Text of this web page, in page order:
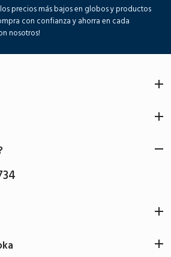
precios más bajos en globos y productos
con confianza y ahorra en cada
nosotros!